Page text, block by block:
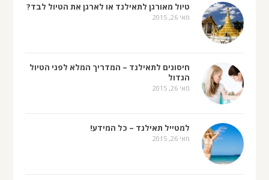
טיול מאורגן לתאילנד או לארגן את הטיול לבד?
מאי 26, 2015
חיסונים לתאילנד – המדריך המלא לפני הטיול
הגדול
מאי 26, 2015
למטייל תאילנד – כל המידע!
מאי 26, 2015